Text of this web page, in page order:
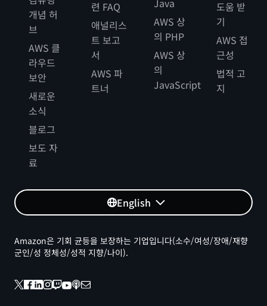
개념 허
브
AWS 클
라우드
보안
새로운
소식
블로그
보도 자
료
련 FAQ
애널리스
트 보고
서
AWS 파
트너
Java
AWS 상
의 PHP
AWS 상
의
JavaScript
도움 받
기
AWS 접
근성
법적 고
지
English
Amazon은 기회 균등을 보장하는 기업입니다(소수/여성/장애/재향
군인/성 정체성/성적 지향/나이).